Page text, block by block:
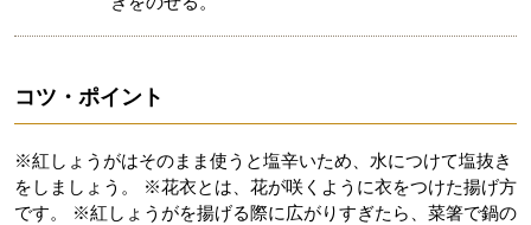
コツ・ポイント
※紅しょうがはそのまま使うと塩辛いため、水につけて塩抜き
をしましょう。 ※花衣とは、花が咲くように衣をつけた揚げ方
です。 ※紅しょうがを揚げる際に広がりすぎたら、菜箸で鍋の